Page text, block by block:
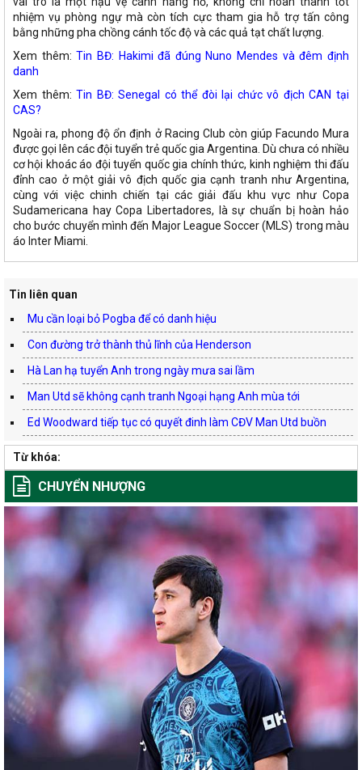
nhiệm vụ phòng ngự mà còn tích cực tham gia hỗ trợ tấn công
bằng những pha chồng cánh tốc độ và các quả tạt chất lượng.
Xem thêm:Tin BĐ: Hakimi đã đúng Nuno Mendes và đêm định
danh
Xem thêm:Tin BĐ: Senegal có thể đòi lại chức vô địch CAN tại
CAS?
Ngoài ra, phong độ ổn định ở Racing Club còn giúp Facundo Mura
được gọi lên các đội tuyển trẻ quốc gia Argentina. Dù chưa có nhiều
cơ hội khoác áo đội tuyển quốc gia chính thức, kinh nghiệm thi đấu
đỉnh cao ở một giải vô địch quốc gia cạnh tranh như Argentina,
cùng với việc chinh chiến tại các giải đấu khu vực như Copa
Sudamericana hay Copa Libertadores, là sự chuẩn bị hoàn hảo
cho bước chuyển mình đến Major League Soccer (MLS) trong màu
áo Inter Miami.
Tin liên quan
Mu cần loại bỏ Pogba để có danh hiệu
Con đường trở thành thủ lĩnh của Henderson
Hà Lan hạ tuyển Anh trong ngày mưa sai lầm
Man Utd sẽ không cạnh tranh Ngoại hạng Anh mùa tới
Ed Woodward tiếp tục có quyết đinh làm CĐV Man Utd buồn
Từ khóa:
CHUYỂN NHƯỢNG